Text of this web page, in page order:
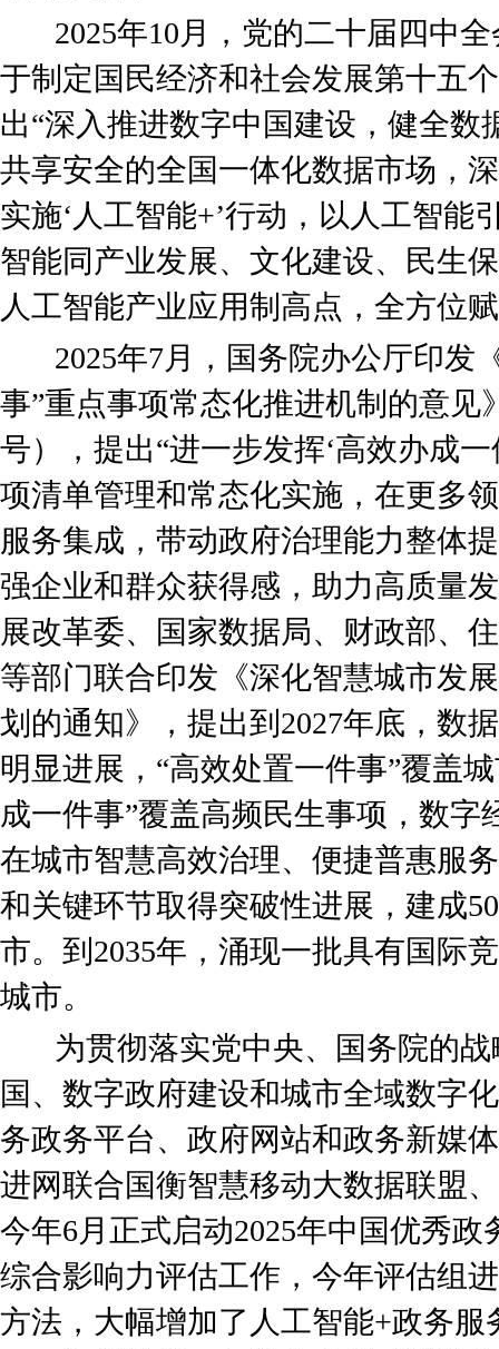
2025年10月，党的二十届四中全
于制定国民经济和社会发展第十五
出“深入推进数字中国建设，健全数
共享安全的全国一体化数据市场，
实施‘人工智能+’行动，以人工智能
智能同产业发展、文化建设、民生
人工智能产业应用制高点，全方位
2025年7月，国务院办公厅印发
事”重点事项常态化推进机制的意见
号），提出“进一步发挥‘高效办成
项清单管理和常态化实施，在更多
服务集成，带动政府治理能力整体
强企业和群众获得感，助力高质量
展改革委、国家数据局、财政部、
等部门联合印发《深化智慧城市发
划的通知》，提出到2027年底，数
明显进展，“高效处置一件事”覆盖
成一件事”覆盖高频民生事项，数字
在城市智慧高效治理、便捷普惠服
和关键环节取得突破性进展，建成
市。到2035年，涌现一批具有国际
城市。
为贯彻落实党中央、国务院的战
国、数字政府建设和城市全域数字
务政务平台、政府网站和政务新媒
进网联合国衡智慧移动大数据联盟
今年6月正式启动2025年中国优秀
综合影响力评估工作，今年评估组
方法，大幅增加了人工智能+政务